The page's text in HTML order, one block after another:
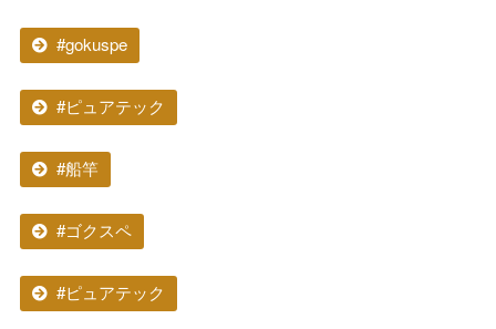
#gokuspe
#ピュアテック
#船竿
#ゴクスペ
#ピュアテック